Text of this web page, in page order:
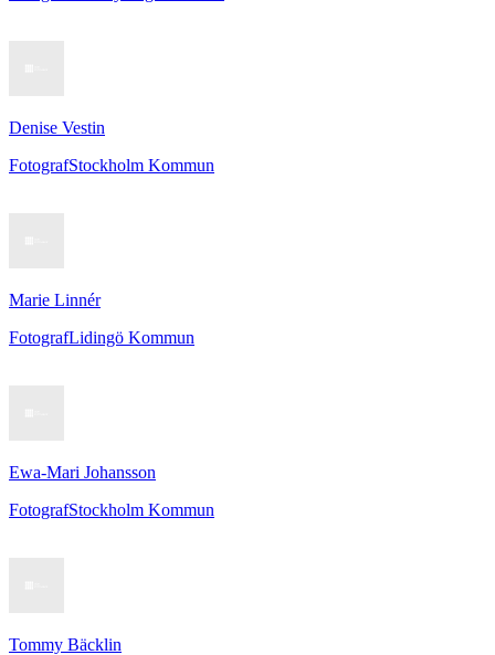
Denise Vestin
FotografStockholm Kommun
Marie Linnér
FotografLidingö Kommun
Ewa-Mari Johansson
FotografStockholm Kommun
Tommy Bäcklin